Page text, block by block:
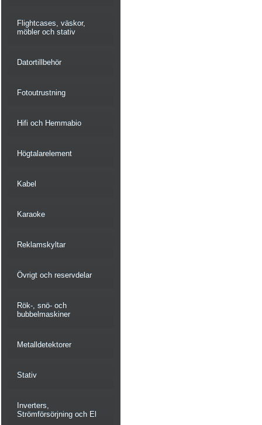
Flightcases, väskor,
möbler och stativ
Datortillbehör
Fotoutrustning
Hifi och Hemmabio
Högtalarelement
Kabel
Karaoke
Reklamskyltar
Övrigt och reservdelar
Rök-, snö- och
bubbelmaskiner
Metalldetektorer
Stativ
Inverters,
Strömförsörjning och El